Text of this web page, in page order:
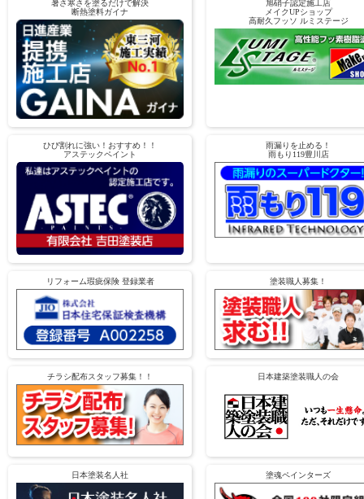
暑さ寒さを塗るだけで解決
断熱塗料ガイナ
旭硝子認定施工店
メイクUPショップ
高耐久フッソ ルミステージ
ひび割れに強い！おすすめ！！
アステックペイント
雨漏りを止める！
雨もり119豊川店
リフォーム瑕疵保険 登録業者 塗装職人募集！
チラシ配布スタッフ募集！！ 日本建築塗装職人の会
日本塗装名人社 塗魂ペインターズ